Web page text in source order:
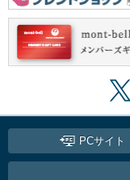
PCサイト